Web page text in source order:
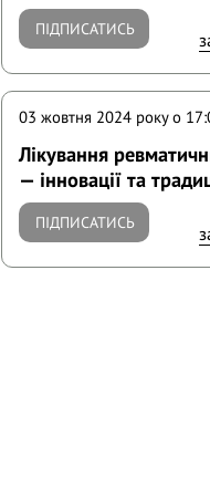
ПІДПИСАТИСЬ
03 жовтня 2024 року o
Лікування
— інновації та
ПІДПИСАТИСЬ